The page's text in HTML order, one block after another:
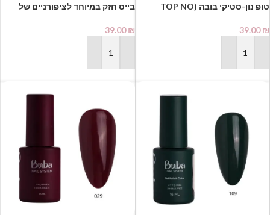
טופ נון-סטיקי בובה (TOP NO
39.00₪
הוספה לסל
בייס חזק במיוחד לציפורניים של
Base
39.00₪
הוספה לסל